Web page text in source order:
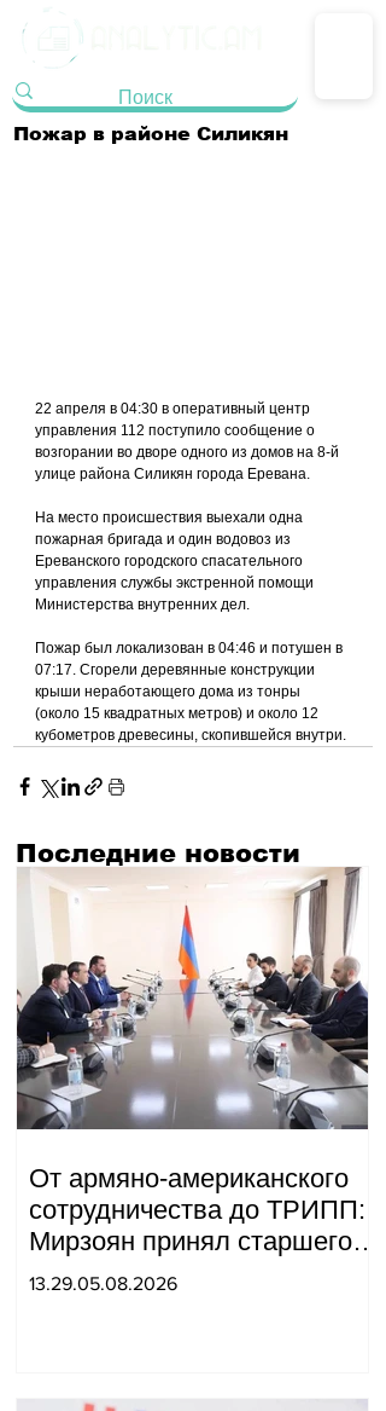
Пожар в районе Силикян
22 апреля в 04:30 в оперативный центр
управления 112 поступило сообщение о
возгорании во дворе одного из домов на 8-й
улице района Силикян города Еревана.
На место происшествия выехали одна
пожарная бригада и один водовоз из
Ереванского городского спасательного
управления службы экстренной помощи
Министерства внутренних дел.
Пожар был локализован в 04:46 и потушен в
07:17. Сгорели деревянные конструкции
крыши неработающего дома из тонры
(около 15 квадратных метров) и около 12
кубометров древесины, скопившейся внутри.
Последние новости
От армяно-американского
сотрудничества до ТРИПП:
Мирзоян принял старшего
советника специального
13.29.05.08.2026